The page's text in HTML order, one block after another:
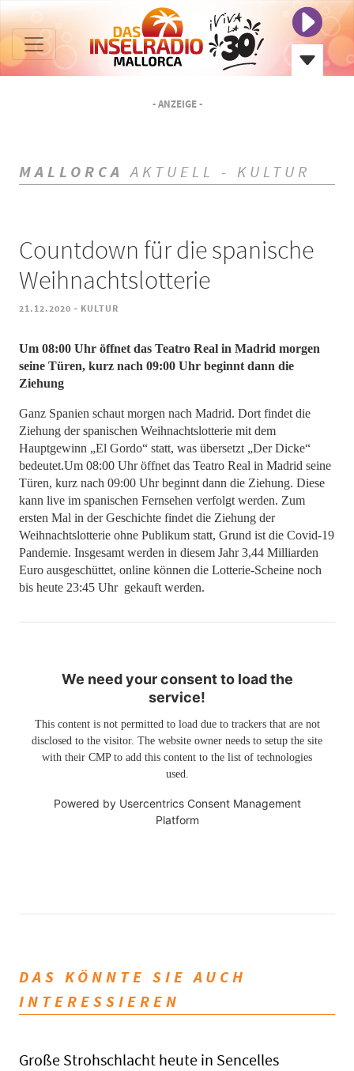
- ANZEIGE -
MALLORCA AKTUELL - KULTUR
Countdown für die spanische
Weihnachtslotterie
21.12.2020 - KULTUR
Um 08:00 Uhr öffnet das Teatro Real in Madrid morgen
seine Türen, kurz nach 09:00 Uhr beginnt dann die
Ziehung
Ganz Spanien schaut morgen nach Madrid. Dort findet die
Ziehung der spanischen Weihnachtslotterie mit dem
Hauptgewinn „El Gordo“ statt, was übersetzt „Der Dicke“
bedeutet.Um 08:00 Uhr öffnet das Teatro Real in Madrid seine
Türen, kurz nach 09:00 Uhr beginnt dann die Ziehung. Diese
kann live im spanischen Fernsehen verfolgt werden. Zum
ersten Mal in der Geschichte findet die Ziehung der
Weihnachtslotterie ohne Publikum statt, Grund ist die Covid-19
Pandemie. Insgesamt werden in diesem Jahr 3,44 Milliarden
Euro ausgeschüttet, online können die Lotterie-Scheine noch
bis heute 23:45 Uhr gekauft werden.
We need your consent to load the
service!
This content is not permitted to load due to trackers that are not
disclosed to the visitor. The website owner needs to setup the site
with their CMP to add this content to the list of technologies
used.
Powered by Usercentrics Consent Management
Platform
DAS KÖNNTE SIE AUCH
INTERESSIEREN
Große Strohschlacht heute in Sencelles